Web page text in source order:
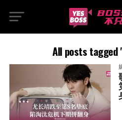
All posts